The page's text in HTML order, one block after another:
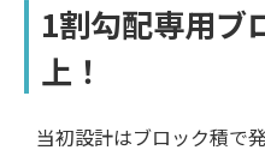
1割勾配専用ブ
上！
当初設計はブロック積で